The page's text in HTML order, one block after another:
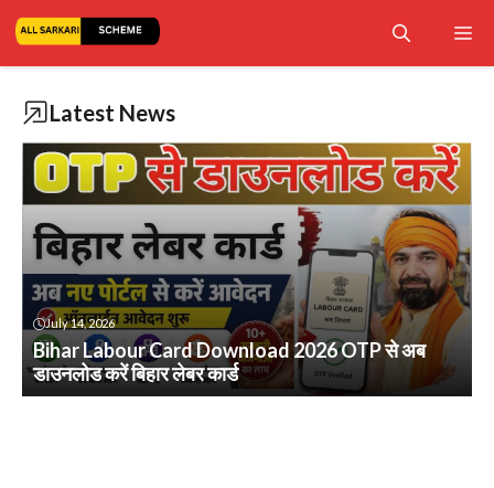
Latest News
July 14, 2026
Bihar Labour Card Download 2026 OTP से अब
डाउनलोड करें बिहार लेबर कार्ड